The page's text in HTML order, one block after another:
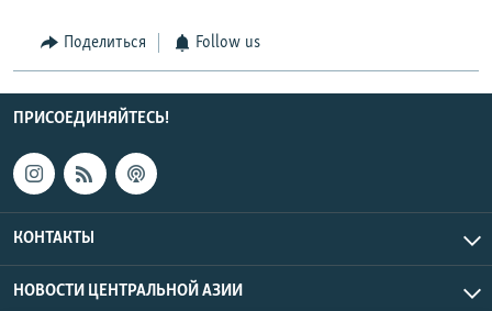
Поделиться Follow us
ПРИСОЕДИНЯЙТЕСЬ!
КОНТАКТЫ
НОВОСТИ ЦЕНТРАЛЬНОЙ АЗИИ